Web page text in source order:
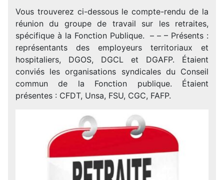
Vous trouverez ci-dessous le compte-rendu de la
réunion du groupe de travail sur les retraites,
spécifique à la Fonction Publique. – – – Présents :
représentants des employeurs territoriaux et
hospitaliers, DGOS, DGCL et DGAFP. Étaient
conviés les organisations syndicales du Conseil
commun de la Fonction publique. Étaient
présentes : CFDT, Unsa, FSU, CGC, FAFP.